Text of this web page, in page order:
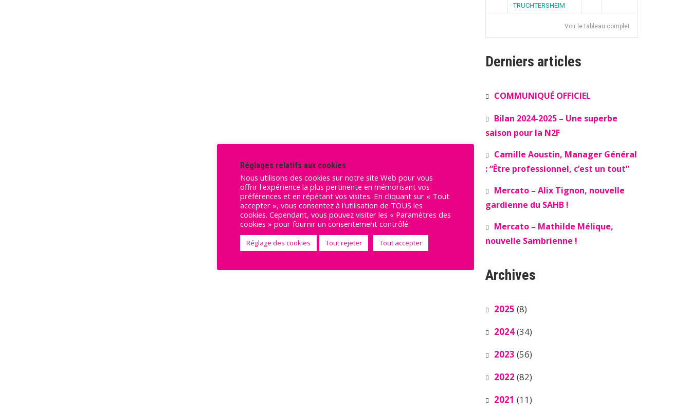
TRUCHTERSHEIM
Voir le tableau complet
Derniers articles
COMMUNIQUÉ OFFICIEL
Bilan 2024-2025 – Une superbe
saison pour la N2F
Camille Aoustin, Manager Général
: “Être professionnel, c’est un tout”
Mercato – Alix Tignon, nouvelle
gardienne du SAHB !
Mercato – Mathilde Mélique,
nouvelle Sambrienne !
Archives
2025 (8)
2024(34)
2023 (56)
2022 (82)
2021 (11)
Réglages relatifs aux cookies
Nous utilisons des cookies sur notre site Web pour vous
offrir l'expérience la plus pertinente en mémorisant vos
préférences et en répétant vos visites. En cliquant sur « Tout
accepter », vous consentez à l'utilisation de TOUS les
cookies. Cependant, vous pouvez visiter les « Paramètres des
cookies » pour fournir un consentement contrôlé.
Réglage des cookies Tout rejeter Tout accepter